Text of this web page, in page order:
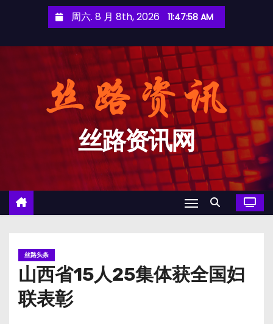
周六. 8 月 8th, 2026 11:47:58 AM
丝路资讯网
丝路头条
山西省15人25集体获全国妇
联表彰